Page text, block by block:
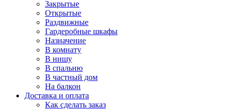
Закрытые
Открытые
Раздвижные
Гардеробные шкафы
Назначение
В комнату
В нишу
В спальню
В частный дом
На балкон
Доставка и оплата
Как сделать заказ